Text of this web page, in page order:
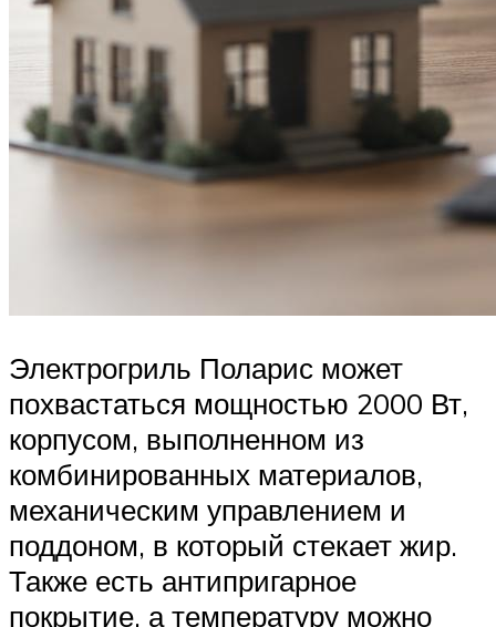
Электрогриль Поларис может
похвастаться мощностью 2000 Вт,
корпусом, выполненном из
комбинированных материалов,
механическим управлением и
поддоном, в который стекает жир.
Также есть антипригарное
покрытие, а температуру можно